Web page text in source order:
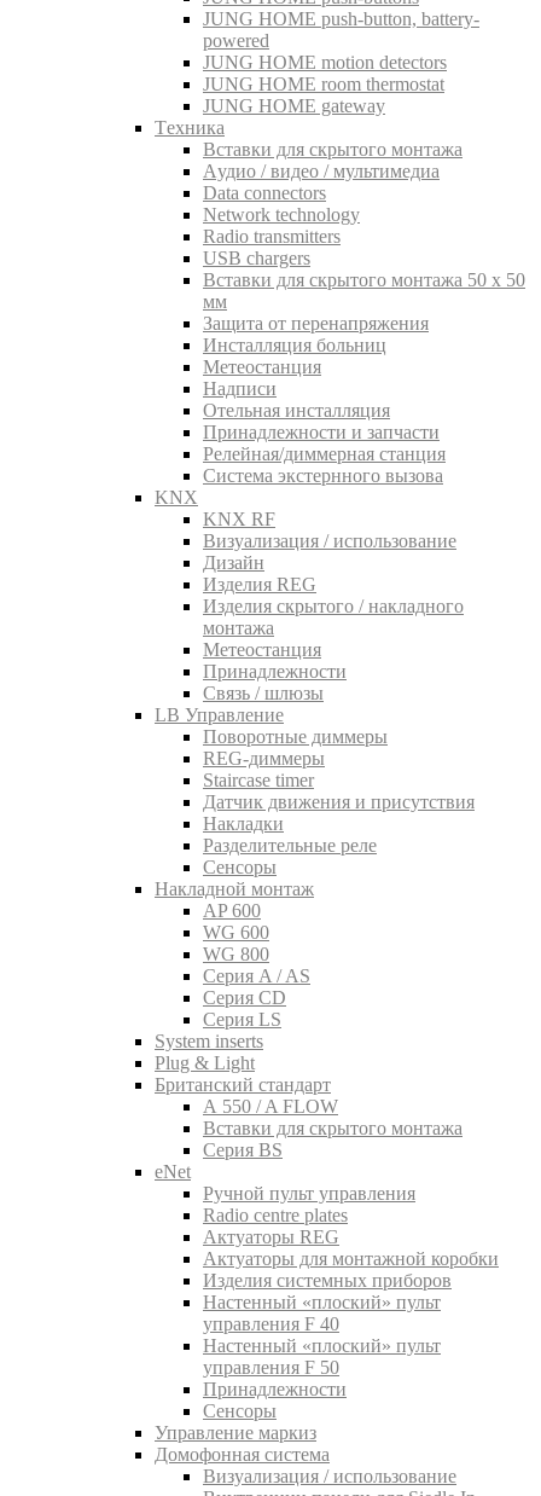
JUNG HOME push-button, battery-
powered
JUNG HOME motion detectors
JUNG HOME room thermostat
JUNG HOME gateway
Tехника
Вставки для скрытого монтажа
Aудио / видео / мультимедиа
Data connectors
Network technology
Radio transmitters
USB chargers
Вставки для скрытого монтажа 50 x 50
мм
Защита от перенапряжения
Инсталляция больниц
Метеостанция
Надписи
Отельная инсталляция
Принадлежности и запчасти
Релейная/диммерная станция
Система экстернного вызова
KNX
KNX RF
Визуализация / использование
Дизайн
Изделия REG
Изделия скрытого / накладного
монтажа
Метеостанция
Принадлежности
Связь / шлюзы
LB Управление
Поворотные диммеры
REG-диммеры
Staircase timer
Датчик движения и присутствия
Накладки
Разделительные реле
Сенсоры
Накладной монтаж
AP 600
WG 600
WG 800
Серия A / AS
Серия CD
Серия LS
System inserts
Plug & Light
Британский стандарт
A 550 / A FLOW
Вставки для скрытого монтажа
Серия BS
eNet
Pучной пульт управления
Radio centre plates
Актуаторы REG
Актуаторы для монтажной коробки
Изделия системных приборов
Настенный «плоский» пульт
управления F 40
Настенный «плоский» пульт
управления F 50
Принадлежности
Сенсоры
Управление маркиз
Домофонная система
Визуализация / использование